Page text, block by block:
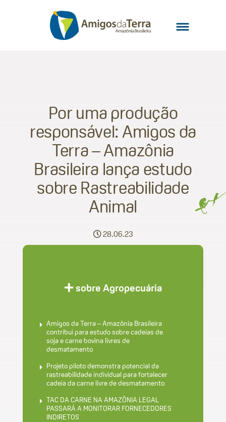
Por uma produção
responsável: Amigos da
Terra – Amazônia
Brasileira lança estudo
sobre Rastreabilidade
Animal
28.06.23
sobre Agropecuária
Amigos da Terra – Amazônia Brasileira
contribui para estudo sobre cadeias de
soja e carne bovina livres de
desmatamento
Projeto piloto demonstra potencial da
rastreabilidade individual para fortalecer
cadeia da carne livre de desmatamento
TAC DA CARNE NA AMAZÔNIA LEGAL
PASSARÁ A MONITORAR FORNECEDORES
INDIRETOS